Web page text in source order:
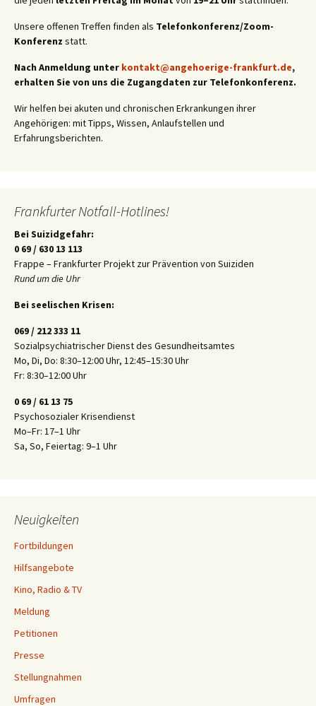
Unsere offenen Treffen finden als Telefonkonferenz/Zoom-
Konferenz statt.
Nach Anmeldung unter kontakt@angehoerige-frankfurt.de,
erhalten Sie von uns die Zugangdaten zur Telefonkonferenz.
Wir helfen bei akuten und chronischen Erkrankungen ihrer
Angehörigen: mit Tipps, Wissen, Anlaufstellen und
Erfahrungsberichten.
Frankfurter Notfall-Hotlines!
Bei Suizidgefahr:
0 69 / 630 13 113
Frappe – Frankfurter Projekt zur Prävention von Suiziden
Rund um die Uhr
Bei seelischen Krisen:
069 / 212 333 11
Sozialpsychiatrischer Dienst des Gesundheitsamtes
Mo, Di, Do: 8:30–12:00 Uhr, 12:45–15:30 Uhr
Fr: 8:30–12:00 Uhr
0 69 / 61 13 75
Psychosozialer Krisendienst
Mo–Fr: 17–1 Uhr
Sa, So, Feiertag: 9–1 Uhr
Neuigkeiten
Fortbildungen
Hilfsangebote
Kino, Radio & TV
Meldung
Petitionen
Presse
Stellungnahmen
Umfragen